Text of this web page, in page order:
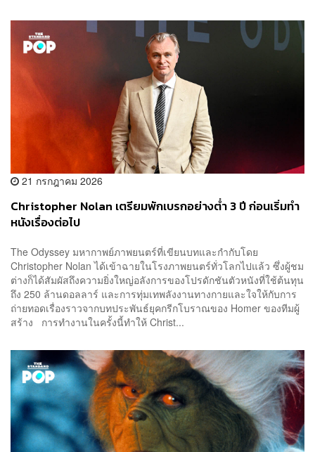
21 กรกฎาคม 2026
Christopher Nolan เตรียมพักเบรกอย่างต่ำ 3 ปี ก่อนเริ่มทำ
หนังเรื่องต่อไป
The Odyssey มหากาพย์ภาพยนตร์ที่เขียนบทและกำกับโดย
Christopher Nolan ได้เข้าฉายในโรงภาพยนตร์ทั่วโลกไปแล้ว ซึ่งผู้ชม
ต่างก็ได้สัมผัสถึงความยิ่งใหญ่อลังการของโปรดักชันตัวหนังที่ใช้ต้นทุน
ถึง 250 ล้านดอลลาร์ และการทุ่มเทพลังงานทางกายและใจให้กับการ
ถ่ายทอดเรื่องราวจากบทประพันธ์ยุคกรีกโบราณของ Homer ของทีมผู้
สร้าง การทำงานในครั้งนี้ทำให้ Christ...